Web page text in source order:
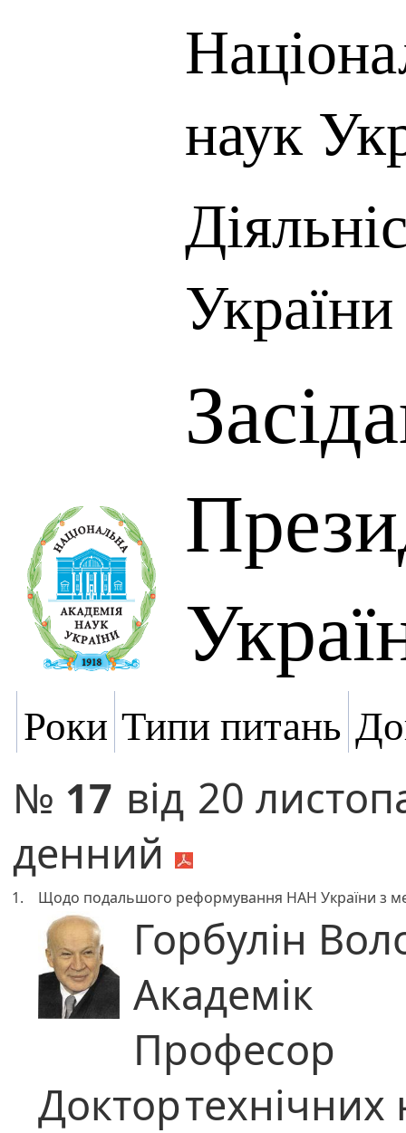
наук
України
Роки Типи питань
№ 17 від 20
денний
1. Щодо подальшого реформування НАН України з
Горбулін
Академік
Професор
Доктортехнічних